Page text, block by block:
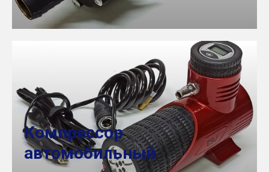
Компрессор
автомобильный